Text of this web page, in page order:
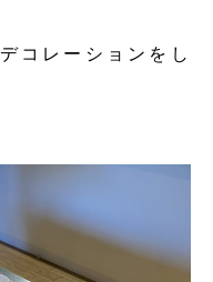
コレーションをし